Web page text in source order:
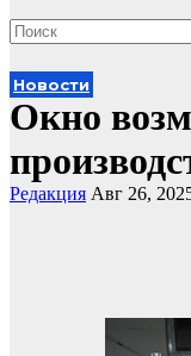
Новости
Окно
Редакция Авг 26,